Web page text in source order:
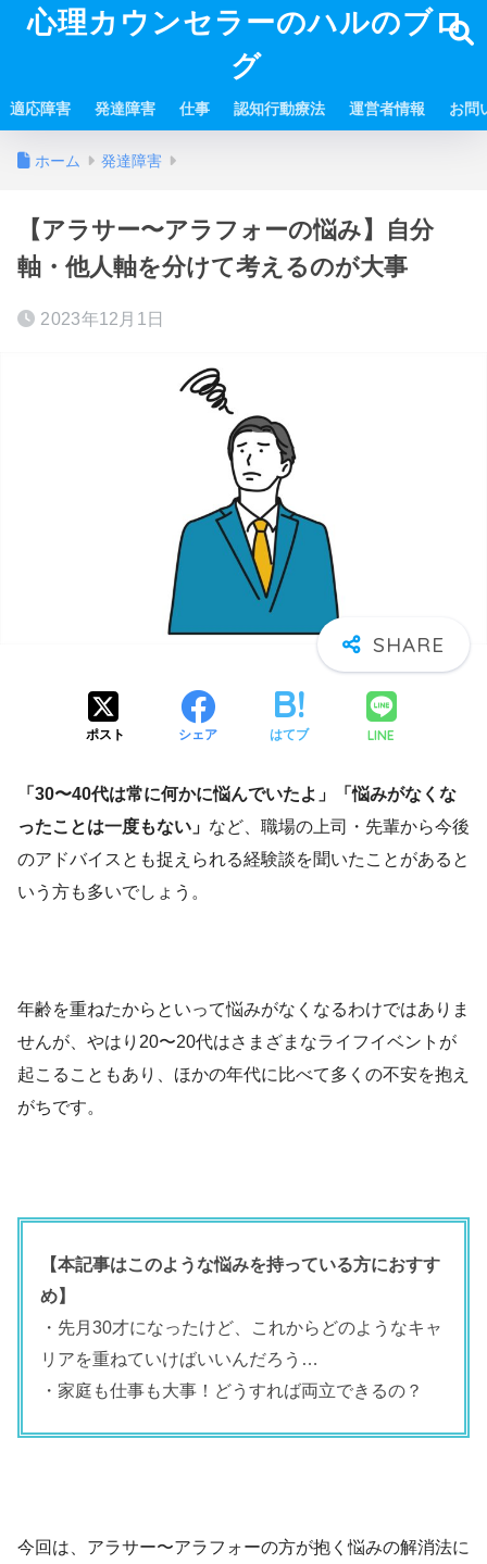
心理カウンセラーのハルのブロ
グ
適応障害 発達障害 仕事 認知行動療法 運営者情報 お問
ホーム 発達障害
【アラサー〜アラフォーの悩み】自分
軸・他人軸を分けて考えるのが大事
2023年12月1日
ポスト シェア はてブ LINE
「30〜40代は常に何かに悩んでいたよ」「悩みがなくな
ったことは一度もない」 など、職場の上司・先輩から今後
のアドバイスとも捉えられる経験談を聞いたことがあると
いう方も多いでしょう。
年齢を重ねたからといって悩みがなくなるわけではありま
せんが、やはり20〜20代はさまざまなライフイベントが
起こることもあり、ほかの年代に比べて多くの不安を抱え
がちです。
【本記事はこのような悩みを持っている方におすす
め】
・先月30才になったけど、これからどのようなキャ
リアを重ねていけばいいんだろう…
・家庭も仕事も大事！どうすれば両立できるの？
今回は、アラサー〜アラフォーの方が抱く悩みの解消法に